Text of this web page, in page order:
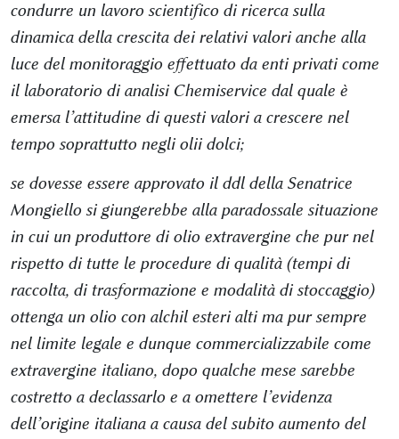
condurre un lavoro scientifico di ricerca sulla
dinamica della crescita dei relativi valori anche alla
luce del monitoraggio effettuato da enti privati come
il laboratorio di analisi Chemiservice dal quale è
emersa l’attitudine di questi valori a crescere nel
tempo soprattutto negli olii dolci;
se dovesse essere approvato il ddl della Senatrice
Mongiello si giungerebbe alla paradossale situazione
in cui un produttore di olio extravergine che pur nel
rispetto di tutte le procedure di qualità (tempi di
raccolta, di trasformazione e modalità di stoccaggio)
ottenga un olio con alchil esteri alti ma pur sempre
nel limite legale e dunque commercializzabile come
extravergine italiano, dopo qualche mese sarebbe
costretto a declassarlo e a omettere l’evidenza
dell’origine italiana a causa del subito aumento del